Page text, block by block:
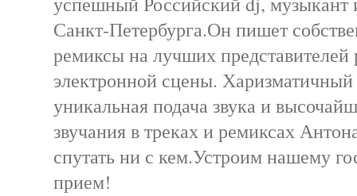
Санкт-Петербурга.Он пишет
ремиксы на лучших представителей
электронной сцены.
уникальная подача звука и
звучания в треках и ремиксах
спутать ни с кем.Устроим нашему
прием!